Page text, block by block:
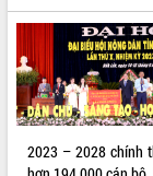
mới
UBND tỉnh họp báo
năm 2026
Hội thảo khoa học
phát triển nền kinh tế
Đắk Lắk”
2023 – 2028 chính